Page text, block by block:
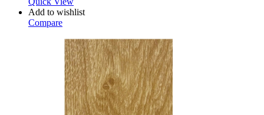
Add to wishlist
Compare